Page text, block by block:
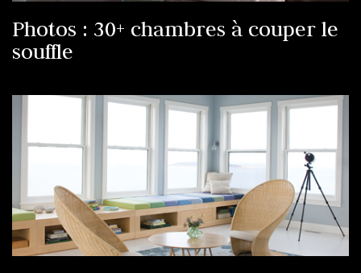
Photos : 30+ chambres à couper le
souffle